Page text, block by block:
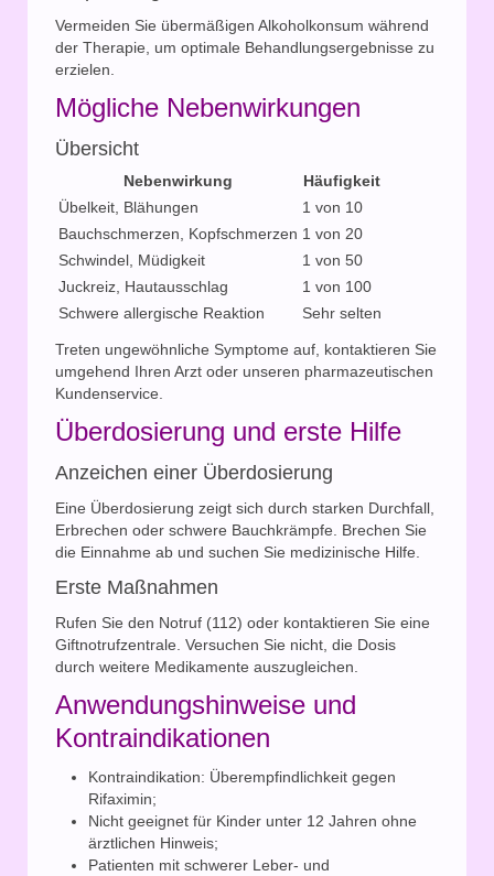
Vermeiden Sie übermäßigen Alkoholkonsum während
der Therapie, um optimale Behandlungsergebnisse zu
erzielen.
Mögliche Nebenwirkungen
Übersicht
Nebenwirkung
Häufigkeit
Übelkeit, Blähungen
1 von 10
Bauchschmerzen, Kopfschmerzen 1 von 20
Schwindel, Müdigkeit
1 von 50
Juckreiz, Hautausschlag
1 von 100
Schwere allergische Reaktion
Sehr selten
Treten ungewöhnliche Symptome auf, kontaktieren Sie
umgehend Ihren Arzt oder unseren pharmazeutischen
Kundenservice.
Überdosierung und erste Hilfe
Anzeichen einer Überdosierung
Eine Überdosierung zeigt sich durch starken Durchfall,
Erbrechen oder schwere Bauchkrämpfe. Brechen Sie
die Einnahme ab und suchen Sie medizinische Hilfe.
Erste Maßnahmen
Rufen Sie den Notruf (112) oder kontaktieren Sie eine
Giftnotrufzentrale. Versuchen Sie nicht, die Dosis
durch weitere Medikamente auszugleichen.
Anwendungshinweise und
Kontraindikationen
Kontraindikation: Überempfindlichkeit gegen
Rifaximin;
Nicht geeignet für Kinder unter 12 Jahren ohne
ärztlichen Hinweis;
Patienten mit schwerer Leber- und